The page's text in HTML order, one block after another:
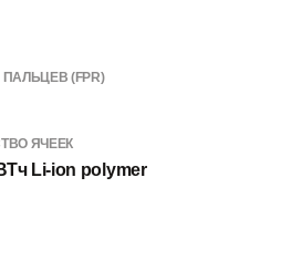
(FPR)
ЯЧЕЕК
Li-ion polymer